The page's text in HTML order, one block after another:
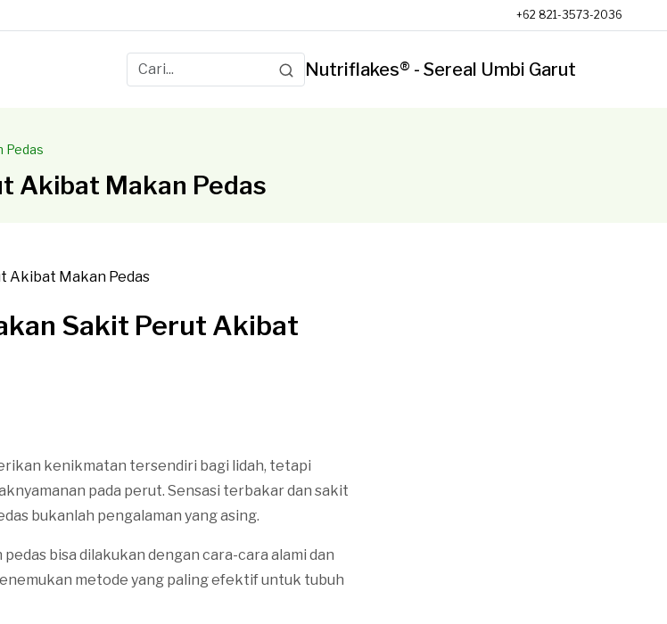
+62 821-3573-2036
Nutriflakes® - Sereal Umbi Garut
Pedas
Akibat Makan Pedas
Sakit Perut Akibat
kenikmatan tersendiri bagi lidah, tetapi
pada perut. Sensasi terbakar dan sakit
bukanlah pengalaman yang asing.
bisa dilakukan dengan cara-cara alami dan
metode yang paling efektif untuk tubuh